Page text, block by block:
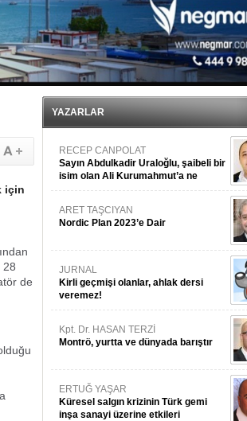
seçti!
halkı tehdit ediyor
için
28
de
YAZARLAR
RECEP CANPOLAT
Sayın Abdulkadir Uraloğlu, şaibeli bir
isim olan Ali Kurumahmut’a ne
danışıyorsunuz?
ARET TAŞCIYAN
Nordic Plan 2023’e Dair
JURNAL
Kirli geçmişi olanlar, ahlak dersi
veremez!
Kpt. Dr. HASAN TERZİ
Montrö, yurtta ve dünyada barıştır
ERTUĞ YAŞAR
Küresel salgın krizinin Türk gemi
inşa sanayi üzerine etkileri